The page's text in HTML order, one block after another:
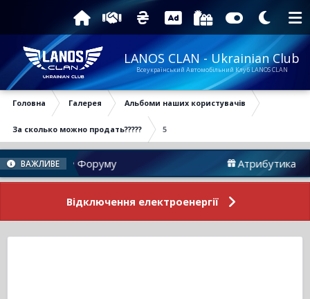
LANOS CLAN - Ukrainian Club
Всеукраїнський Автомобільний Клуб LANOS CLAN
Головна Галерея Альбоми наших користувачів
За сколько можно продать????? 5
ВАЖЛИВЕ
Новини Форуму Атрибутика
Відключення електроенергії